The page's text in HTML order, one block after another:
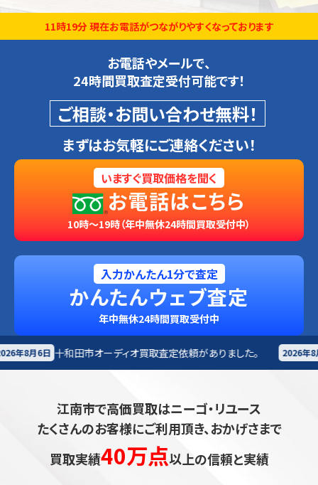
11時19分 現在お電話がつながりやすくなっております
お電話やメールで、
24時間買取査定受付可能です！
ご相談・お問い合わせ無料！
まずはお気軽にご連絡ください！
いますぐ買取価格を聞く
お電話はこちら
10時～19時（年中無休24時間買取受付中）
入力かんたん1分で査定
かんたんウェブ査定
年中無休24時間買取受付中
ィオ買取査定依頼がありました。 2026年8月6日 札幌市楽器買取査定
江南市で高価買取はニーゴ・リユース
たくさんのお客様にご利用頂き、おかげさまで
買取実績40万点以上の信頼と実績